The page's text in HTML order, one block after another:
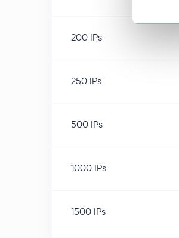
200 IPs
250 IPs
500 IPs
1000 IPs
1500 IPs